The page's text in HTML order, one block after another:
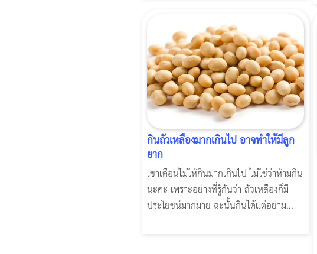
กินถั่วเหลืองมากเกินไป อาจทำให้มีลูก
ยาก
เขาเตือนไม่ให้กินมากเกินไป ไม่ใช่ว่าห้ามกิน
นะคะ เพราะอย่างที่รู้กันว่า ถั่วเหลืองก็มี
ประโยชน์มากมาย ฉะนั้นกินได้แต่อย่าม...